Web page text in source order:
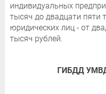
индивидуальных
тысяч до двадцати пяти
юридических лиц - от
тысяч рублей.
ГИБДД УМВД